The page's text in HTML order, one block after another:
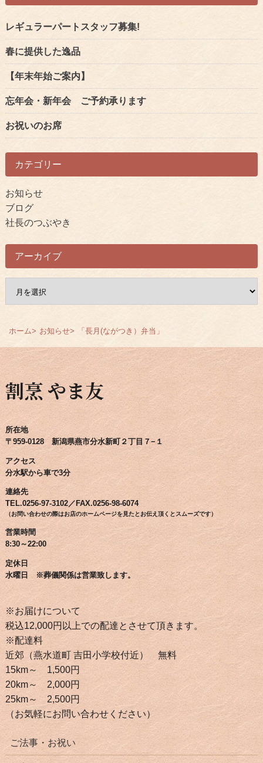
ホーム お知らせ 「長月(ながつき）弁当」
リ
ン
ク
レギュラーパートスタッフ募集!
春に提供した逸品
【年末年始ご案内】
忘年会・新年会 ご予約承ります
お祝いのお席
カテゴリー
お知らせ
ブログ
社長のつぶやき
アーカイブ
イ
割烹 やま友
所在地
〒959-0128 新潟県燕市分水新町２丁目７−１
アクセス
分水駅から車で3分
連絡先
TEL.0256-97-3102／FAX.0256-98-6074
（お問い合わせの際はお店のホームページを見たとお伝え頂くとスムーズです）
営業時間
8:30～22:00
定休日
水曜日 ※葬儀関係は営業致します。
※お届けについて
税込12,000円以上での配達とさせて頂きます。
※配達料
近郊（燕水道町 吉田小学校付近） 無料
15km～ 1,500円
20km～ 2,000円
25km～ 2,500円
（お気軽にお問い合わせください）
ご法事・お祝い